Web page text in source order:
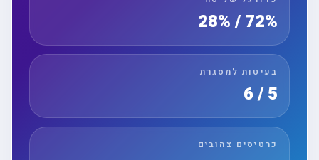
72% / 28%
בעיטות למסגרת
כרטיסים צהובים